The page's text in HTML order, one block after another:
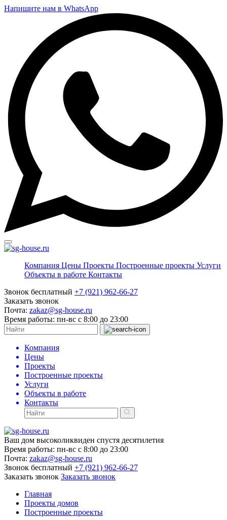
Напишите нам в WhatsApp
Компания Цены Проекты Построенные проекты Услуги
Объекты в работе Контакты
Звонок бесплатный +7 (921) 962-66-27
Заказать звонок
Почта: zakaz@sg-house.ru
Время работы: пн-вс с 8:00 до 23:00
Компания
Цены
Проекты
Построенные проекты
Услуги
Объекты в работе
Контакты
Ваш дом высоколиквиден спустя десятилетия
Время работы: пн-вс с 8:00 до 23:00
Почта: zakaz@sg-house.ru
Звонок бесплатный +7 (921) 962-66-27
Заказать звонок Заказать звонок
Главная
Проекты домов
Построенные проекты